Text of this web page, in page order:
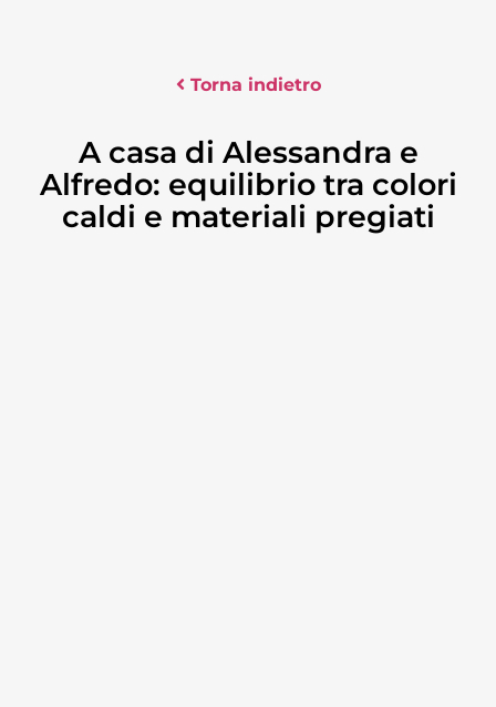
Torna indietro
A casa di Alessandra e
Alfredo: equilibrio tra colori
caldi e materiali pregiati